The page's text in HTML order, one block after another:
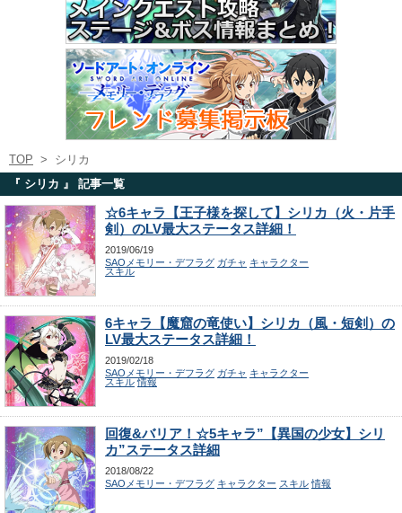
TOP > シリカ
『 シリカ 』 記事一覧
☆6キャラ【王子様を探して】シリカ（火・片手
剣）のLV最大ステータス詳細！
2019/06/19
SAOメモリー・デフラグ ガチャ キャラクター
スキル
6キャラ【魔窟の竜使い】シリカ（風・短剣）の
LV最大ステータス詳細！
2019/02/18
SAOメモリー・デフラグ ガチャ キャラクター
スキル 情報
回復&バリア！☆5キャラ”【異国の少女】シリ
カ”ステータス詳細
2018/08/22
SAOメモリー・デフラグ キャラクター スキル 情報